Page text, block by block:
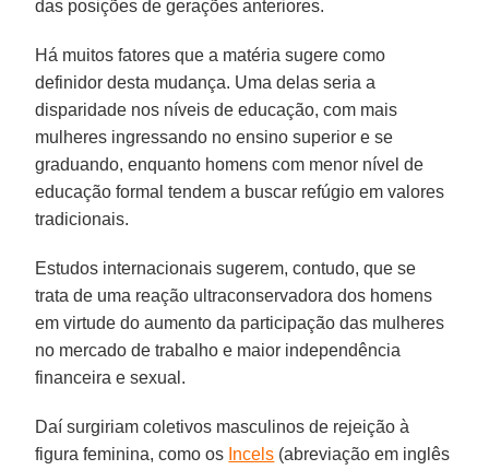
das posições de gerações anteriores.
Há muitos fatores que a matéria sugere como
definidor desta mudança. Uma delas seria a
disparidade nos níveis de educação, com mais
mulheres ingressando no ensino superior e se
graduando, enquanto homens com menor nível de
educação formal tendem a buscar refúgio em valores
tradicionais.
Estudos internacionais sugerem, contudo, que se
trata de uma reação ultraconservadora dos homens
em virtude do aumento da participação das mulheres
no mercado de trabalho e maior independência
financeira e sexual.
Daí surgiriam coletivos masculinos de rejeição à
figura feminina, como os Incels (abreviação em inglês